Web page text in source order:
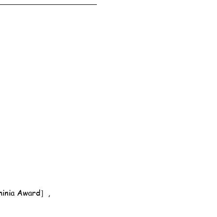
Award］,